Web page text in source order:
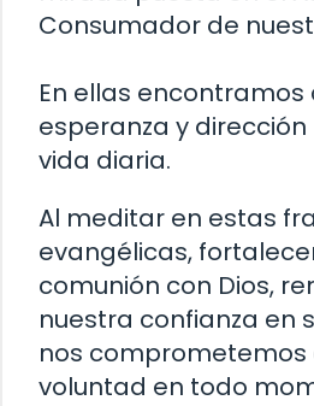
Consumador de
En ellas encontramos
esperanza y
vida diaria.
Al meditar en estas
evangélicas,
comunión con Dios,
nuestra confianza en
nos comprometemos
voluntad en todo